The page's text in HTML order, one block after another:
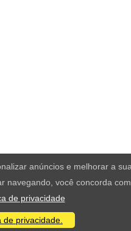
anúncios e melhorar a
navegando, você concorda
de privacidade
privacidade.